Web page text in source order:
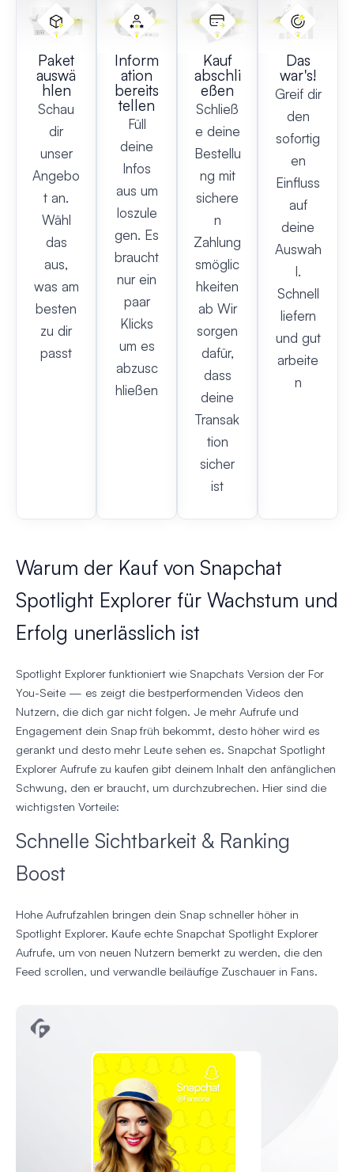
Paket
auswä
hlen
Schau
dir
unser
Angebo
t an.
Wähl
das
aus,
was am
besten
zu dir
passt
Inform
ation
bereits
tellen
Füll
deine
Infos
aus um
loszule
gen. Es
braucht
nur ein
paar
Klicks
um es
abzusc
hließen
Kauf
abschli
eßen
Schließ
e deine
Bestellu
ng mit
sichere
n
Zahlung
smöglic
hkeiten
ab Wir
sorgen
dafür,
dass
deine
Transak
tion
sicher
ist
Das
war's!
Greif dir
den
sofortig
en
Einfluss
auf
deine
Auswah
l.
Schnell
liefern
und gut
arbeite
n
Warum der Kauf von Snapchat
Spotlight Explorer für Wachstum und
Erfolg unerlässlich ist
Spotlight Explorer funktioniert wie Snapchats Version der For
You-Seite — es zeigt die bestperformenden Videos den
Nutzern, die dich gar nicht folgen. Je mehr Aufrufe und
Engagement dein Snap früh bekommt, desto höher wird es
gerankt und desto mehr Leute sehen es. Snapchat Spotlight
Explorer Aufrufe zu kaufen gibt deinem Inhalt den anfänglichen
Schwung, den er braucht, um durchzubrechen. Hier sind die
wichtigsten Vorteile:
Schnelle Sichtbarkeit & Ranking
Boost
Hohe Aufrufzahlen bringen dein Snap schneller höher in
Spotlight Explorer. Kaufe echte Snapchat Spotlight Explorer
Aufrufe, um von neuen Nutzern bemerkt zu werden, die den
Feed scrollen, und verwandle beiläufige Zuschauer in Fans.